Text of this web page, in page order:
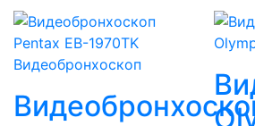
Видеобронхоскоп